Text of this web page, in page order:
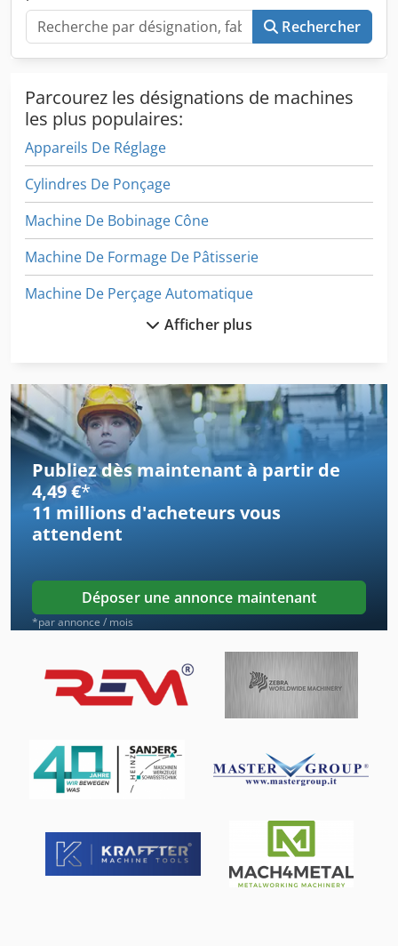
de mesure Dispositif de serrage pour un arbre de pignon
Refroidisseur externe d’huile pour broche Système
d’aspiration "arbre de pignon"
Rechercher
Parcourez les désignations de machines
les plus populaires:
Appareils De Réglage
Cylindres De Ponçage
Machine De Bobinage Cône
Machine De Formage De Pâtisserie
Machine De Perçage Automatique
Machine De Pointage
Machine De Ponçage
Machine De Profilage
Machine De Rectification
Machine De Redressage
Machine De Taillage
Machine À Pétrir En Spirale
Machines De Poinçonnage Automatiques
Machines De Taillage
Outils De Poinçonnage
Poinçon Et Matrice
Poinçonnage Et Découpe
Afficher plus
Publiez dès maintenant à partir de
4,49 €*
11 millions d'acheteursvous
attendent
Déposer une annonce maintenant
*par annonce / mois